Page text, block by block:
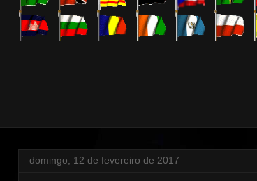
domingo, 12 de fevereiro de 2017